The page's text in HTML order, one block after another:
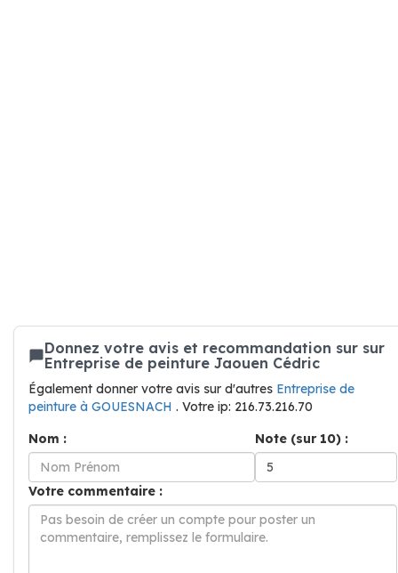
Donnez votre avis et recommandation sur sur
Entreprise de peinture Jaouen Cédric
Également donner votre avis sur d'autres Entreprise de
peinture à GOUESNACH . Votre ip: 216.73.216.70
Nom :
Note (sur 10) :
Votre commentaire :